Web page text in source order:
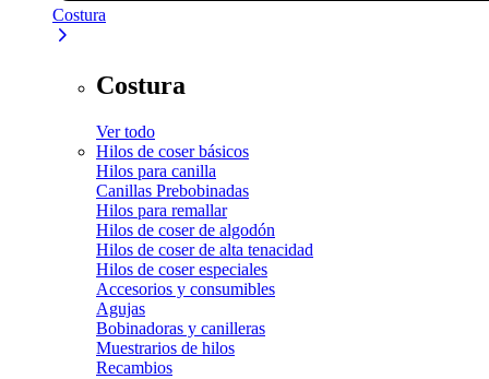
Costura
Costura
Ver todo
Hilos de coser básicos
Hilos para canilla
Canillas Prebobinadas
Hilos para remallar
Hilos de coser de algodón
Hilos de coser de alta tenacidad
Hilos de coser especiales
Accesorios y consumibles
Agujas
Bobinadoras y canilleras
Muestrarios de hilos
Recambios